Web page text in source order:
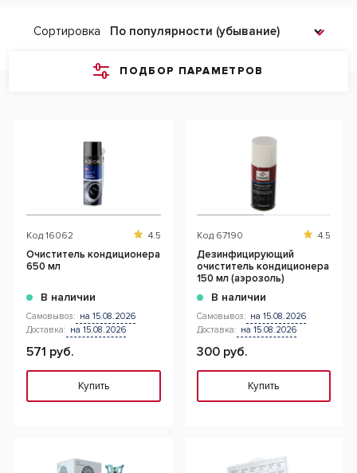
ПОДБОР ПАРАМЕТРОВ
Сортировка
Код 16062 4.5
Очиститель кондиционера
650 мл
В наличии
Самовывоз: на 15.08.2026
Доставка: на 15.08.2026
571 руб.
Купить
Код 67190 4.5
Дезинфицирующий
очиститель кондиционера
150 мл (аэрозоль)
В наличии
Самовывоз: на 15.08.2026
Доставка: на 15.08.2026
300 руб.
Купить